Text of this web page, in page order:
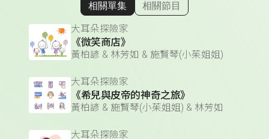
顯示相關單集
相關單集 相關節目
大耳朵探險家
《微笑商店》
黃柏諺 & 林芳如 & 施賢琴(小茱姐姐)
大耳朵探險家
《希兒與皮帝的神奇之旅》
黃柏諺 & 施賢琴(小茱姐姐) & 林芳如
大耳朵探險家